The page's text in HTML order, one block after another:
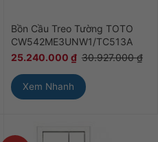
Bồn Cầu Treo Tường TOTO
CW542ME3UNW1/TC513A
25.240.000 ₫ 30.927.000₫
Xem Nhanh